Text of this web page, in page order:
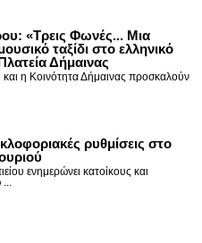
«Τρεις Φωνές... Μια
ταξίδι στο ελληνικό
Δήμαινας
η Κοινότητα Δήμαινας προσκαλούν
ρυθμίσεις στο
ενημερώνει κατοίκους και
...